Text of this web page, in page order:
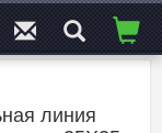
линия